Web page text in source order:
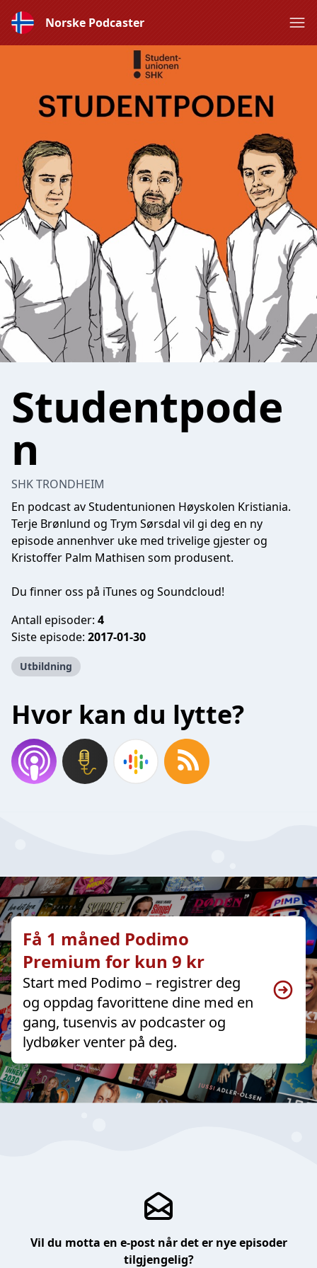
Norske Podcaster
Studentpode
n
SHK TRONDHEIM
En podcast av Studentunionen Høyskolen Kristiania.
Terje Brønlund og Trym Sørsdal vil gi deg en ny
episode annenhver uke med trivelige gjester og
Kristoffer Palm Mathisen som produsent.
Du finner oss på iTunes og Soundcloud!
Antall episoder: 4
Siste episode: 2017-01-30
Utbildning
Hvor kan du lytte?
Få 1 måned Podimo
Premium for kun 9 kr
Start med Podimo – registrer deg
og oppdag favorittene dine med en
gang, tusenvis av podcaster og
lydbøker venter på deg.
Vil du motta en e-post når det er nye episoder
tilgjengelig?